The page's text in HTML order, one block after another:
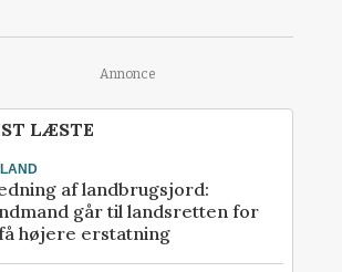
Annonce
LÆSTE
af landbrugsjord:
går til landsretten for
højere erstatning